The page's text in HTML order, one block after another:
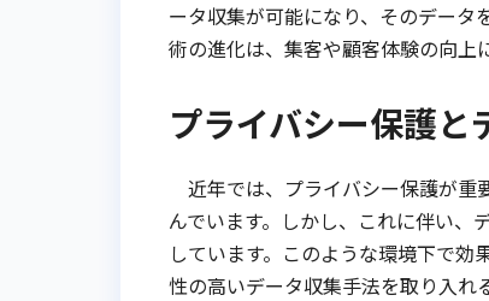
ータ収集が可能になり、そのデータ
術の進化は、集客や顧客体験の向上
プライバシー保護と
近年では、プライバシー保護が重
んでいます。しかし、これに伴い、
しています。このような環境下で
性の高いデータ収集手法を取り入れ